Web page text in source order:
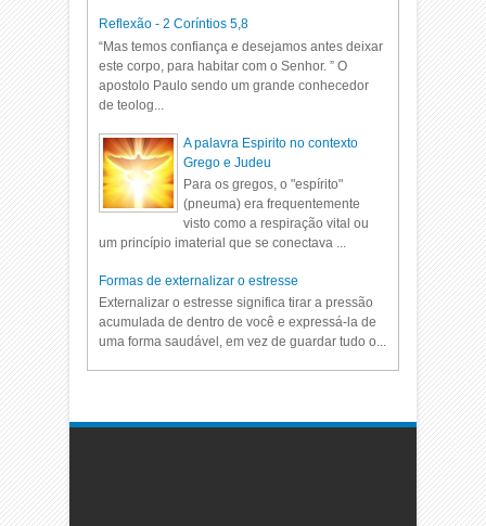
Reflexão - 2 Coríntios 5,8
“Mas temos confiança e desejamos antes deixar
este corpo, para habitar com o Senhor. ” O
apostolo Paulo sendo um grande conhecedor
de teolog...
A palavra Espirito no contexto
Grego e Judeu
Para os gregos, o "espírito"
(pneuma) era frequentemente
visto como a respiração vital ou
um princípio imaterial que se conectava ...
Formas de externalizar o estresse
Externalizar o estresse significa tirar a pressão
acumulada de dentro de você e expressá-la de
uma forma saudável, em vez de guardar tudo o...